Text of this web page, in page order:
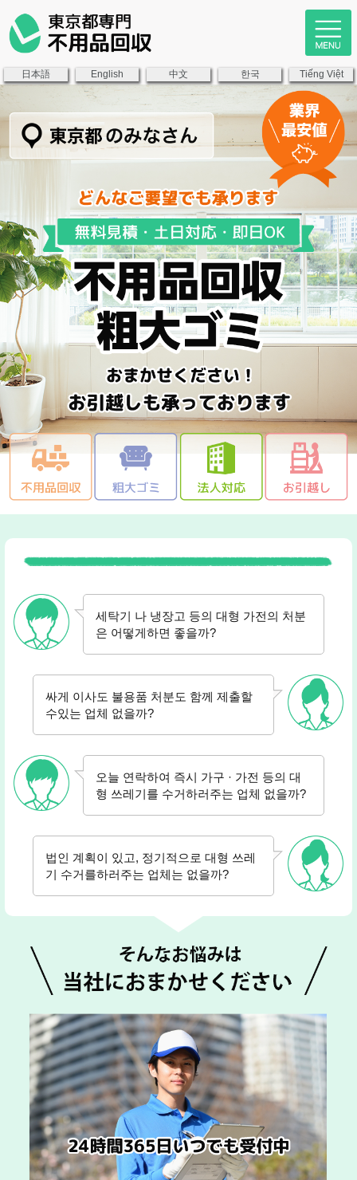
日本語 English 中文 한국 Tiếng Việt
세탁기 나 냉장고 등의 대형 가전의 처분
은 어떻게하면 좋을까?
싸게 이사도 불용품 처분도 함께 제출할
수있는 업체 없을까?
오늘 연락하여 즉시 가구 · 가전 등의 대
형 쓰레기를 수거하러주는 업체 없을까?
법인 계획이 있고, 정기적으로 대형 쓰레
기 수거를하러주는 업체는 없을까?